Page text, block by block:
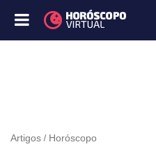
Artigos Horóscopo